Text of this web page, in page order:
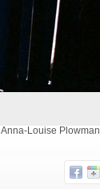
Anna-Louise Plowman